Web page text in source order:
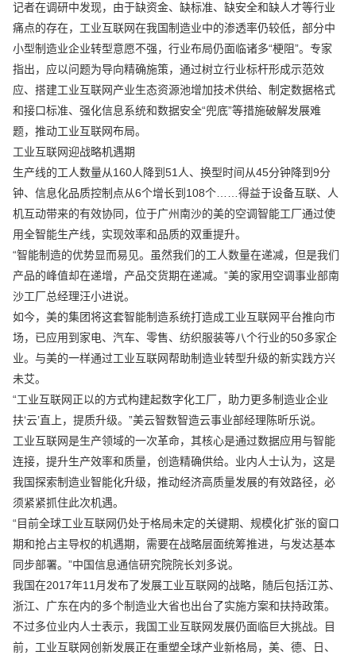
记者在调研中发现，由于缺资金、缺标准、缺安全和缺人才等行业
痛点的存在，工业互联网在我国制造业中的渗透率仍较低，部分中
小型制造业企业转型意愿不强，行业布局仍面临诸多“梗阻”。专家
指出，应以问题为导向精确施策，通过树立行业标杆形成示范效
应、搭建工业互联网产业生态资源池增加技术供给、制定数据格式
和接口标准、强化信息系统和数据安全“兜底”等措施破解发展难
题，推动工业互联网布局。
工业互联网迎战略机遇期
生产线的工人数量从160人降到51人、换型时间从45分钟降到9分
钟、信息化品质控制点从6个增长到108个……得益于设备互联、人
机互动带来的有效协同，位于广州南沙的美的空调智能工厂通过使
用全智能生产线，实现效率和品质的双重提升。
“智能制造的优势显而易见。虽然我们的工人数量在递减，但是我们
产品的峰值却在递增，产品交货期在递减。”美的家用空调事业部南
沙工厂总经理汪小进说。
如今，美的集团将这套智能制造系统打造成工业互联网平台推向市
场，已应用到家电、汽车、零售、纺织服装等八个行业的50多家企
业。与美的一样通过工业互联网帮助制造业转型升级的新实践方兴
未艾。
“工业互联网正以的方式构建起数字化工厂，助力更多制造业企业
扶‘云’直上，提质升级。”美云智数智造云事业部经理陈昕乐说。
工业互联网是生产领域的一次革命，其核心是通过数据应用与智能
连接，提升生产效率和质量，创造精确供给。业内人士认为，这是
我国探索制造业智能化升级，推动经济高质量发展的有效路径，必
须紧紧抓住此次机遇。
“目前全球工业互联网仍处于格局未定的关键期、规模化扩张的窗口
期和抢占主导权的机遇期，需要在战略层面统筹推进，与发达基本
同步部署。”中国信息通信研究院院长刘多说。
我国在2017年11月发布了发展工业互联网的战略，随后包括江苏、
浙江、广东在内的多个制造业大省也出台了实施方案和扶持政策。
不过多位业内人士表示，我国工业互联网发展仍面临巨大挑战。目
前，工业互联网创新发展正在重塑全球产业新格局，美、德、日、